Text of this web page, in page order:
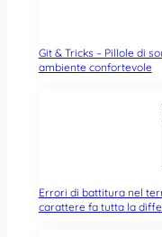
Git & Tricks – Pillole di
ambiente confortevole
Errori di battitura nel
carattere fa tutta la